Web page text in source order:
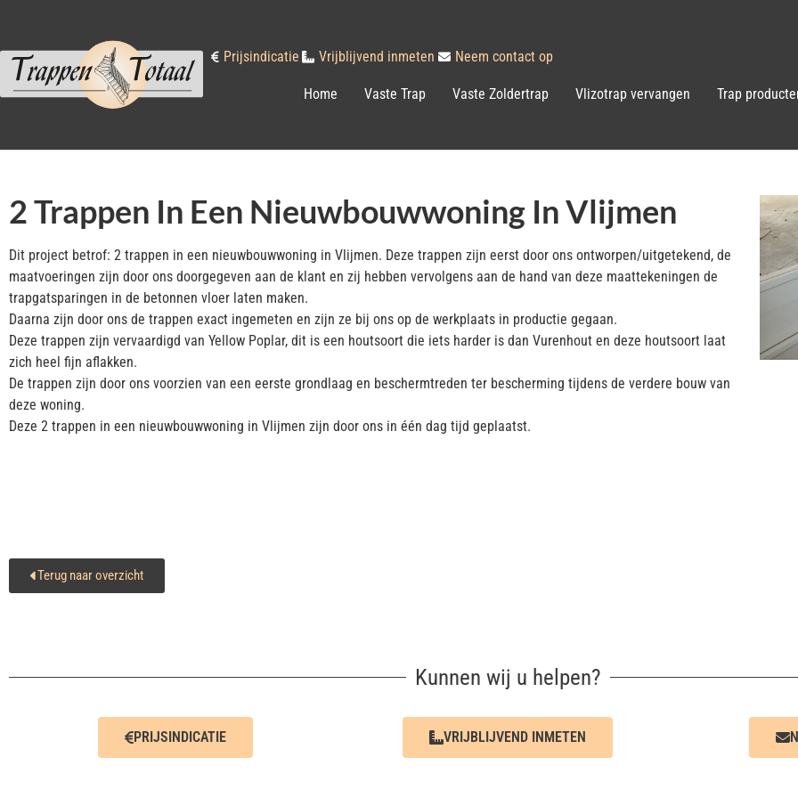
Prijsindicatie Vrijblijvend inmeten Neem contact op
Home Vaste Trap Vaste Zoldertrap Vlizotrap vervangen Trap
2 Trappen In Een Nieuwbouwwoning In Vlijmen
Dit project betrof: 2 trappen in een nieuwbouwwoning in Vlijmen. Deze trappen zijn eerst door ons ontworpen/uitgetekend, de
maatvoeringen zijn door ons doorgegeven aan de klant en zij hebben vervolgens aan de hand van deze maattekeningen de
trapgatsparingen in de betonnen vloer laten maken.
Daarna zijn door ons de trappen exact ingemeten en zijn ze bij ons op de werkplaats in productie gegaan.
Deze trappen zijn vervaardigd van Yellow Poplar, dit is een houtsoort die iets harder is dan Vurenhout en deze houtsoort laat
zich heel fijn aflakken.
De trappen zijn door ons voorzien van een eerste grondlaag en beschermtreden ter bescherming tijdens de verdere bouw van
deze woning.
Deze 2 trappen in een nieuwbouwwoning in Vlijmen zijn door ons in één dag tijd geplaatst.
Terug naar overzicht
Kunnen wij u helpen?
PRIJSINDICATIE VRIJBLIJVEND INMETEN